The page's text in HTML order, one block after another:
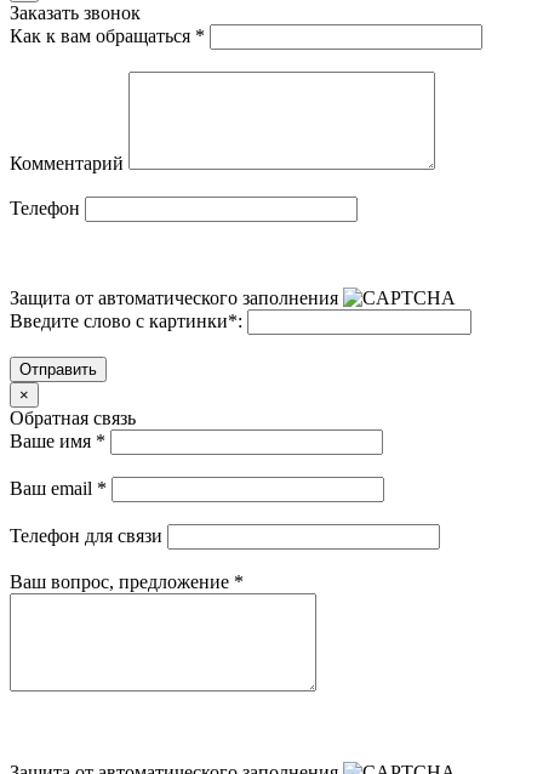
Заказать звонок
Как к вам обращаться *
Комментарий
Телефон
Защита от автоматического заполнения
Введите слово с картинки*:
Отправить
×
Обратная связь
Ваше имя *
Ваш email *
Телефон для связи
Ваш вопрос, предложение *